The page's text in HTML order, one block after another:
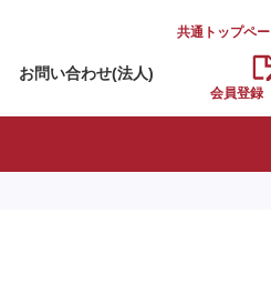
共通トップペ
お問い合わせ(法人)
会員登録